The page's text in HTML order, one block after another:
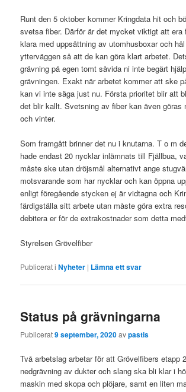
Runt den 5 oktober kommer Kringdata hit och
svetsa fiber. Därför är det mycket viktigt att era
klara med uppsättning av utomhusboxar och
ytterväggen så att de kan göra klart arbetet.
grävning på egen tomt såvida ni inte begärt
grävningen. Exakt när arbetet kommer att ske
kan vi inte säga just nu. Första prioritet blir att
det blir kallt. Svetsning av fiber kan även göras
och vinter.
Som framgått brinner det nu i knutarna. T o m
hade endast 20 nycklar inlämnats till Fjällbua,
måste ske utan dröjsmål alternativt ange
motsvarande som har nycklar och kan öppna
enligt föregående stycken ej är vidtagna och
färdigställa sitt arbete utan måste göra extra
debitera er för de extrakostnader som detta
Styrelsen Grövelfiber
Publicerat i Nyheter | Lämna ett svar
Status på grävningarna
Publicerat9 september, 2020avpastis
Två arbetslag arbetar för att Grövelfibers etapp
nedgrävning av dukter och slang ska bli klar i
maskin med skopa och plöjare, samt en liten